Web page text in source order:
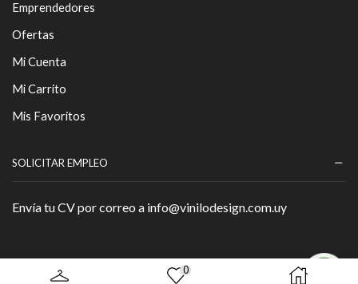
Emprendedores
Ofertas
Mi Cuenta
Mi Carrito
Mis Favoritos
SOLICITAR EMPLEO
Envía tu CV por correo a info@vinilodesign.com.uy
0